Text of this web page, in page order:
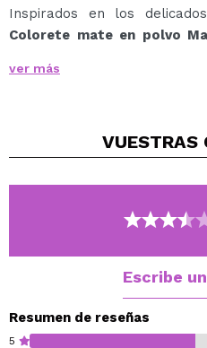
Inspirados en los
Colorete mate en polvo
contigo en cualquier ocasión.
Inspirado en los macarons
Sus cuatro tonos naturales
Soft Pink, 04 Natural
exquisita y una suavidad
logrando un rubor ligero y
dorados evoca la elegancia
Con estos coloretes
ver más
VUESTRAS
Escribe
Resumen de reseñas
5